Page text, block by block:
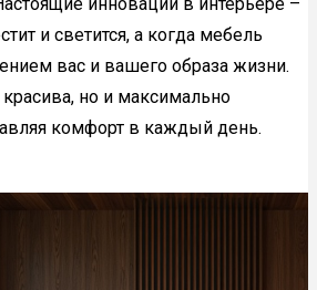
инновации в интерьере –
и светится, а когда мебель
вас и вашего образа жизни.
но и максимально
комфорт в каждый день.